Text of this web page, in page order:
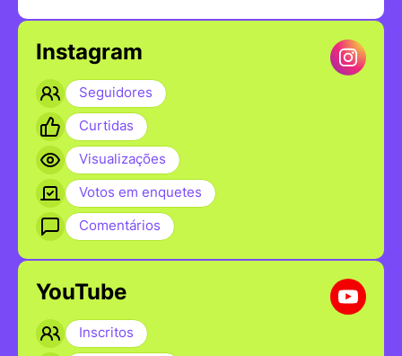
Instagram
Seguidores
Curtidas
Visualizações
Votos em enquetes
Comentários
YouTube
Inscritos